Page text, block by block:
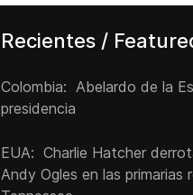
Recientes /
Colombia: Abelardo de la
presidencia
EUA: Charlie Hatcher
Andy Ogles en las primarias